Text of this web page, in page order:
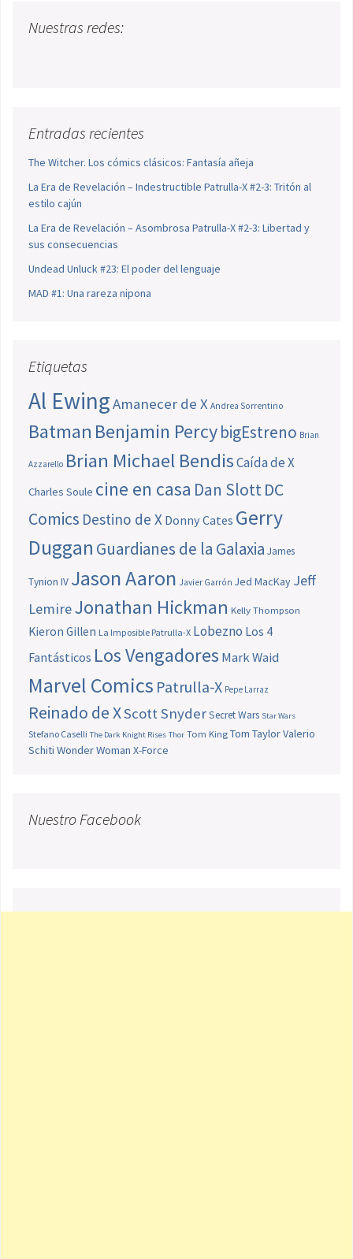
Nuestras redes:
Entradas recientes
The Witcher. Los cómics clásicos: Fantasía añeja
La Era de Revelación – Indestructible Patrulla-X #2-3: Tritón al
estilo cajún
La Era de Revelación – Asombrosa Patrulla-X #2-3: Libertad y
sus consecuencias
Undead Unluck #23: El poder del lenguaje
MAD #1: Una rareza nipona
Etiquetas
Al EwingAmanecer de X Andrea Sorrentino
Batman Benjamin PercybigEstreno Brian
Azzarello Brian Michael BendisCaída de X
Charles Soule cine en casa Dan SlottDC
Comics Destino de X Donny Cates Gerry
Duggan Guardianes de la Galaxia James
Tynion IV Jason Aaron Javier Garrón Jed MacKay Jeff
LemireJonathan Hickman Kelly Thompson
Kieron Gillen La Imposible Patrulla-X Lobezno Los 4
Fantásticos Los Vengadores Mark Waid
Marvel Comics Patrulla-X Pepe Larraz
Reinado de XScott SnyderSecret Wars Star Wars
Stefano Caselli The Dark Knight Rises Thor Tom King Tom TaylorValerio
Schiti Wonder Woman X-Force
Nuestro Facebook